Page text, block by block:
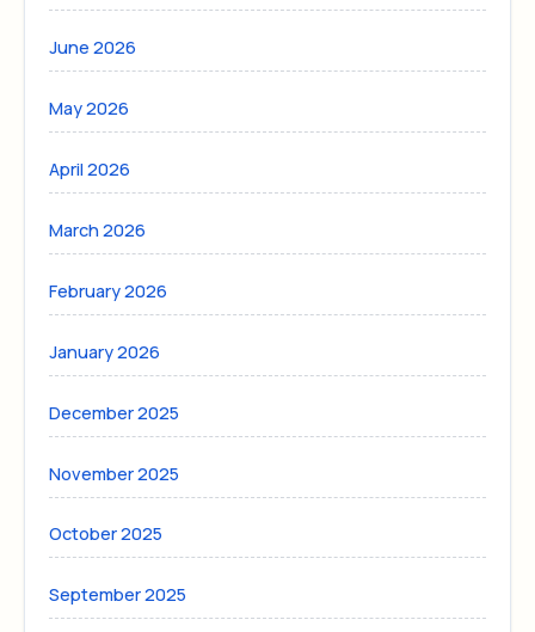
June 2026
May 2026
April 2026
March 2026
February 2026
January 2026
December 2025
November 2025
October 2025
September 2025